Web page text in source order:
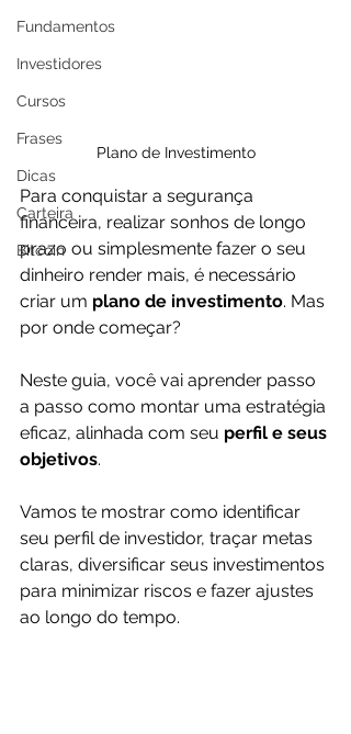
Fundamentos
Investidores
Cursos
Frases
Dicas
Carteira
Bitcoin
Plano de Investimento
Para conquistar a segurança
financeira, realizar sonhos de longo
prazo ou simplesmente fazer o seu
dinheiro render mais, é necessário
criar um plano de investimento. Mas
por onde começar?
Neste guia, você vai aprender passo
a passo como montar uma estratégia
eficaz, alinhada com seu perfil e seus
objetivos.
Vamos te mostrar como identificar
seu perfil de investidor, traçar metas
claras, diversificar seus investimentos
para minimizar riscos e fazer ajustes
ao longo do tempo.